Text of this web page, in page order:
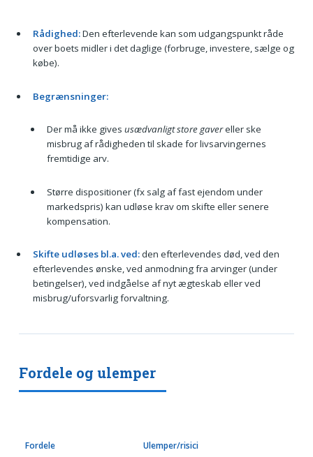
Rådighed:Den efterlevende kan som udgangspunkt råde
over boets midler i det daglige (forbruge, investere, sælge og
købe).
Begrænsninger:
Der må ikke gives usædvanligt store gavereller ske
misbrug af rådigheden til skade for livsarvingernes
fremtidige arv.
Større dispositioner (fx salg af fast ejendom under
markedspris) kan udløse krav om skifte eller senere
kompensation.
Skifte udløses bl.a. ved:den efterlevendes død, ved den
efterlevendes ønske, ved anmodning fra arvinger (under
betingelser), ved indgåelse af nyt ægteskab eller ved
misbrug/uforsvarlig forvaltning.
Fordele og ulemper
Fordele Ulemper/risici